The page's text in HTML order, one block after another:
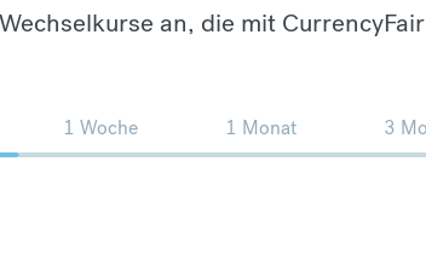
an, die mit
1 Woche 1 Monat 3